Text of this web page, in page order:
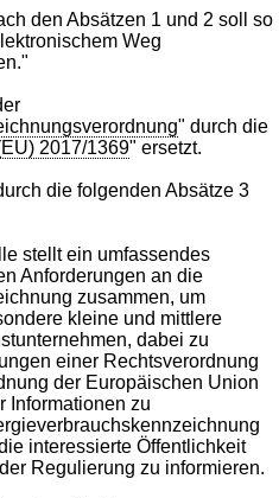
den Absätzen 1 und 2 soll so
Weg
" durch die
2017/1369" ersetzt.
die folgenden Absätze 3
stellt ein umfassendes
Anforderungen an die
zusammen, um
kleine und mittlere
dabei zu
einer Rechtsverordnung
der Europäischen Union
Informationen zu
interessierte Öffentlichkeit
Regulierung zu informieren.